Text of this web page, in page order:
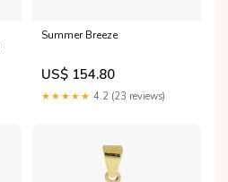
Summer Breeze
US$ 154.80
★★★★★ 4.2 (23 reviews)